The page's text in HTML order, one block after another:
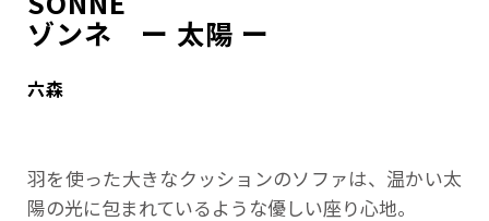
ゾンネ ー 太陽 ー
六森
羽を使った大きなクッションのソファは、温かい太
陽の光に包まれているような優しい座り心地。